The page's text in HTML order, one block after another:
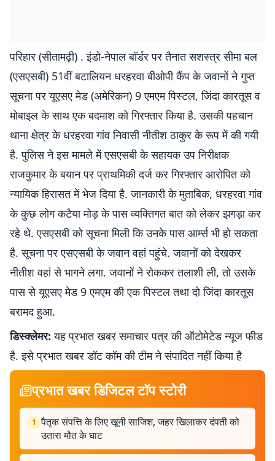
परिहार (सीतामढ़ी) . इंडो-नेपाल बॉर्डर पर तैनात सशस्त्र सीमा बल
(एसएसबी) 51वीं बटालियन धरहरवा बीओपी कैंप के जवानों ने गुप्त
सूचना पर यूएसए मेड (अमेरिकन) 9 एमएम पिस्टल, जिंदा कारतूस व
मोबाइल के साथ एक बदमाश को गिरफ्तार किया है. उसकी पहचान
थाना क्षेत्र के धरहरवा गांव निवासी नीतीश ठाकुर के रूप में की गयी
है. पुलिस ने इस मामले में एसएसबी के सहायक उप निरीक्षक
राजकुमार के बयान पर प्राथमिकी दर्ज कर गिरफ्तार आरोपित को
न्यायिक हिरासत में भेज दिया है. जानकारी के मुताबिक, धरहरवा गांव
के कुछ लोग कटैया मोड़ के पास व्यक्तिगत बात को लेकर झगड़ा कर
रहे थे. एसएसबी को सूचना मिली कि उनके पास आर्म्स भी हो सकता
है. सूचना पर एसएसबी के जवान वहां पहुंचे. जवानों को देखकर
नीतीश वहां से भागने लगा. जवानों ने रोककर तलाशी ली, तो उसके
पास से यूएसए मेड 9 एमएम की एक पिस्टल तथा दो जिंदा कारतूस
बरामद हुआ.
डिस्क्लेमर: यह प्रभात खबर समाचार पत्र की ऑटोमेटेड न्यूज फीड
है. इसे प्रभात खबर डॉट कॉम की टीम ने संपादित नहीं किया है
प्रभात खबर डिजिटल टॉप स्टोरी
1 पैतृक संपत्ति के लिए खूनी साजिश, जहर खिलाकर दंपती को
उतारा मौत के घाट